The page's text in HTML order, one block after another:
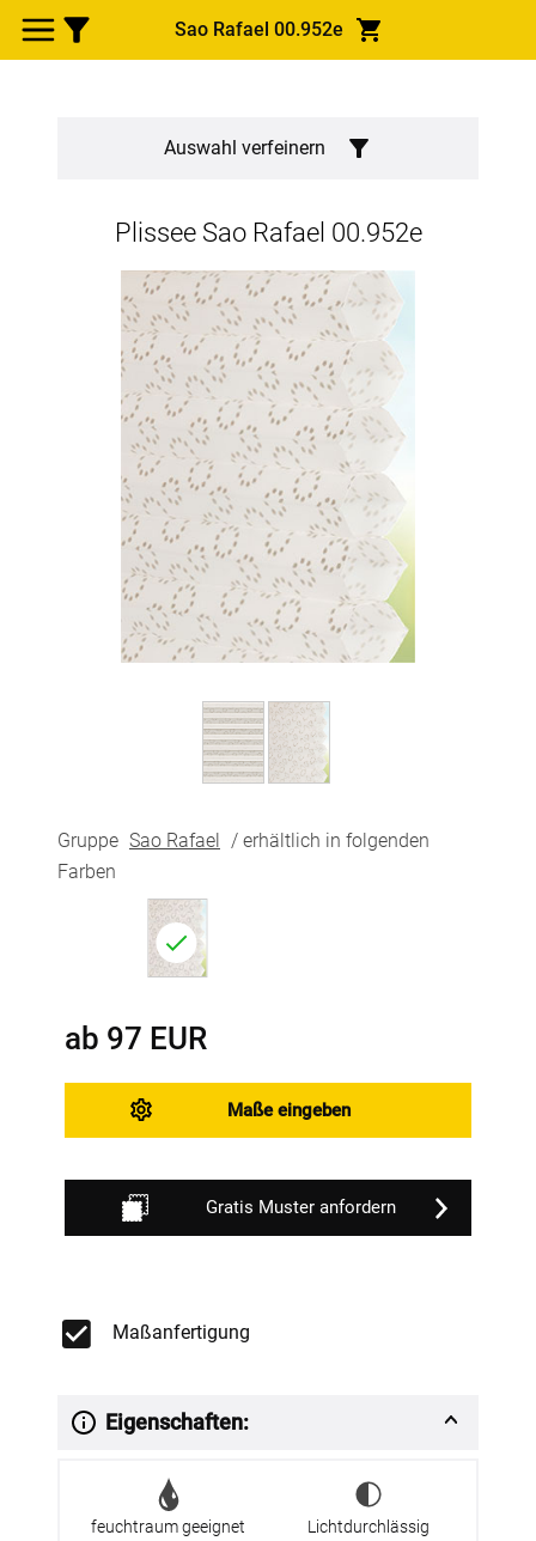
Sao Rafael 00.952e
Auswahl verfeinern
Plissee Sao Rafael 00.952e
Gruppe Sao Rafael / erhältlich in folgenden
Farben
Maßanfertigung
Eigenschaften:
feuchtraum geeignet Lichtdurchlässig
ab 97 EUR
Maße eingeben
Gratis Muster anfordern